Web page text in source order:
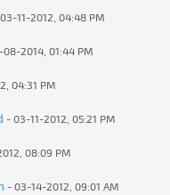
11-2012, 04:48 PM
2014, 01:44 PM
04:31 PM
- 03-11-2012, 05:21 PM
08:09 PM
- 03-14-2012, 09:01 AM